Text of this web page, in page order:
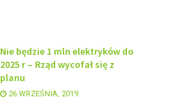
Nie będzie 1 mln elektryków do
2025 r – Rząd wycofał się z
planu
26 WRZEŚNIA, 2019